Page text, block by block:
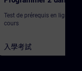
Test de prérequis en ligne
cours
入學考試